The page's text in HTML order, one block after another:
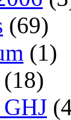
(69)
(1)
(18)